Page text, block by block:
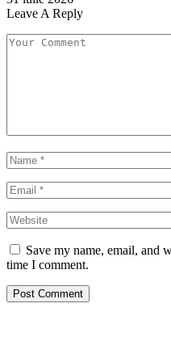
Leave A Reply
Save my name, email, and
time I comment.